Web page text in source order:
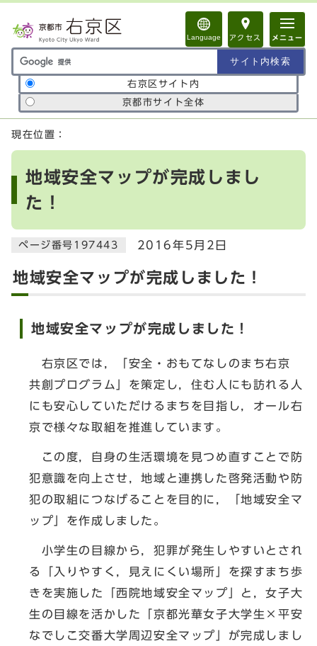
Language アクセス メニュー
サイト内検索の範囲
右京区サイト内
京都市サイト全体
ここから本文です
現在位置：
地域安全マップが完成しまし
た！
ページ番号197443 2016年5月2日
地域安全マップが完成しました！
地域安全マップが完成しました！
右京区では，「安全・おもてなしのまち右京
共創プログラム」を策定し，住む人にも訪れる人
にも安心していただけるまちを目指し，オール右
京で様々な取組を推進しています。
この度，自身の生活環境を見つめ直すことで防
犯意識を向上させ，地域と連携した啓発活動や防
犯の取組につなげることを目的に，「地域安全マ
ップ」を作成しました。
小学生の目線から，犯罪が発生しやすいとされ
る「入りやすく，見えにくい場所」を探すまち歩
きを実施した「西院地域安全マップ」と，女子大
生の目線を活かした「京都光華女子大学生×平安
なでしこ交番大学周辺安全マップ」が完成しまし